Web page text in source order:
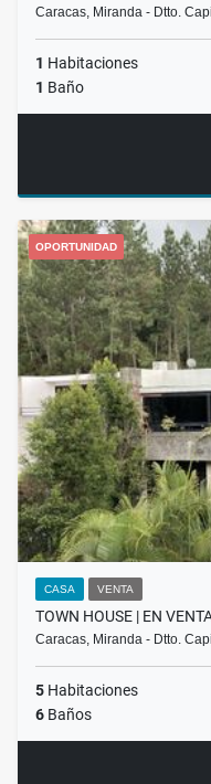
Caracas, Miranda - Dtto.
1 Habitaciones
1 Baño
OPORTUNIDAD
CASA VENTA
TOWN HOUSE | EN
Caracas, Miranda - Dtto.
5 Habitaciones
6 Baños